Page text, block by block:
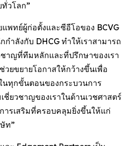
วโลก”
แพทย์ผู้ก่อตั้งและซีอีโอของ BCVG
กำลังกับ DHCG ทำให้เราสามารถ
าญที่ทีมหลักและที่ปรึกษาของเรา
วยขยายโอกาสให้กว้างขึ้นเพื่อ
ทุกขั้นตอนของกระบวนการ
ยวชาญของเราในด้านเวชศาสตร์
ารเสริมที่ครอบคลุมยิ่งขึ้นให้แก่
ท”